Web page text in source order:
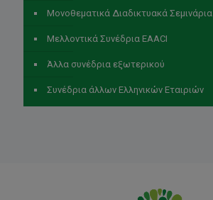
Μονοθεματικά Διαδικτυακά Σεμινάρια
Μελλοντικά Συνέδρια EAACI
Άλλα συνέδρια εξωτερικού
Συνέδρια άλλων Ελληνικών Εταιριών